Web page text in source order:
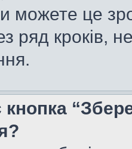
можете це
ряд кроків,